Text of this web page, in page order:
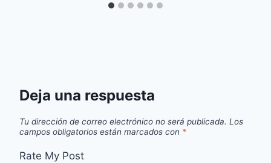
Deja una respuesta
Tu dirección de correo electrónico no será publicada. Los
campos obligatorios están marcados con *
Rate My Post